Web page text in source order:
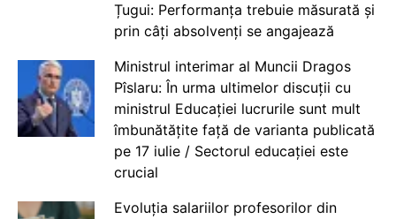
Țugui: Performanța trebuie măsurată și
prin câți absolvenți se angajează
Ministrul interimar al Muncii Dragos
Pîslaru: În urma ultimelor discuții cu
ministrul Educației lucrurile sunt mult
îmbunătățite față de varianta publicată
pe 17 iulie / Sectorul educației este
crucial
Evoluția salariilor profesorilor din